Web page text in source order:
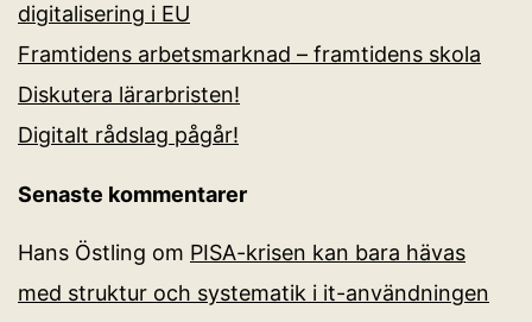
digitalisering i EU
Framtidens arbetsmarknad – framtidens skola
Diskutera lärarbristen!
Digitalt rådslag pågår!
Senaste kommentarer
Hans Östling om PISA-krisen kan bara hävas
med struktur och systematik i it-användningen